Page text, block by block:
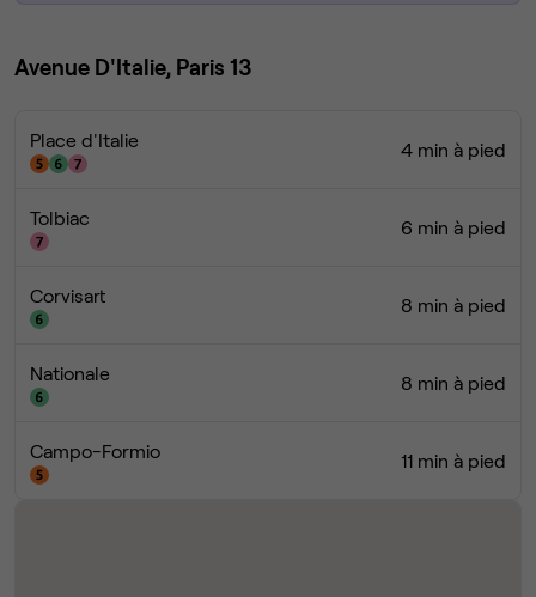
Avenue D'Italie, Paris 13
Place d'Italie 4 min à pied
Tolbiac 6 min à pied
Corvisart 8 min à pied
Nationale 8 min à pied
Campo-Formio 11 min à pied